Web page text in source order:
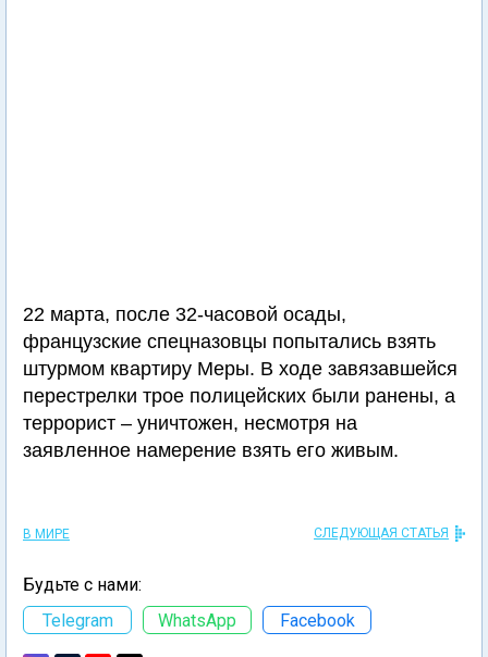
22 марта, после 32-часовой осады,
французские спецназовцы попытались взять
штурмом квартиру Меры. В ходе завязавшейся
перестрелки трое полицейских были ранены, а
террорист – уничтожен, несмотря на
заявленное намерение взять его живым.
В МИРЕ СЛЕДУЮЩАЯ СТАТЬЯ
Будьте с нами:
Telegram
WhatsApp Facebook